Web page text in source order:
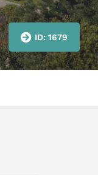
ID: 1679